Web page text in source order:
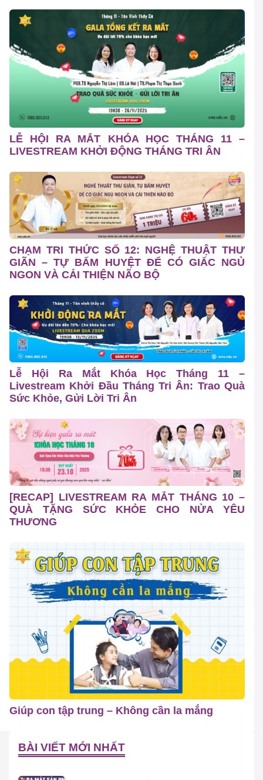
LỄ HỘI RA MẮT KHÓA HỌC THÁNG 11 –
LIVESTREAM KHỞI ĐỘNG THÁNG TRI ÂN
CHẠM TRI THỨC SỐ 12: NGHỆ THUẬT THƯ
GIÃN – TỰ BẤM HUYỆT ĐỂ CÓ GIẤC NGỦ
NGON VÀ CẢI THIỆN NÃO BỘ
Lễ Hội Ra Mắt Khóa Học Tháng 11 –
Livestream Khởi Đầu Tháng Tri Ân: Trao Quà
Sức Khỏe, Gửi Lời Tri Ân
[RECAP] LIVESTREAM RA MẮT THÁNG 10 –
QUÀ TẶNG SỨC KHỎE CHO NỬA YÊU
THƯƠNG
Giúp con tập trung – Không cần la mắng
BÀI VIẾT MỚI NHẤT